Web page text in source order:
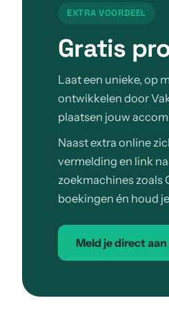
EXTRA VOORDEEL
Gratis
Laat een unieke, op
ontwikkelen door
plaatsen jouw
Naast extra online
vermelding en link
zoekmachines zoals
boekingen én houd
Meld je direct